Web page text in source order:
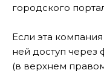
городского
Если эта
ней доступ через
(в верхнем